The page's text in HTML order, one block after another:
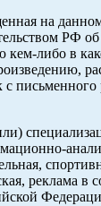
на данном
РФ
кем-либо в
с
реклама в